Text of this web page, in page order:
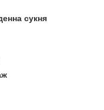
сукня